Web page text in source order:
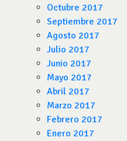
Octubre 2017
Septiembre 2017
Agosto 2017
Julio 2017
Junio 2017
Mayo 2017
Abril 2017
Marzo 2017
Febrero 2017
Enero 2017